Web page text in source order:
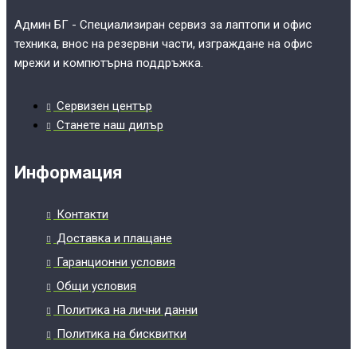
Админ БГ - Специализиран сервиз за лаптопи и офис
техника, внос на резервни части, изграждане на офис
мрежи и компютърна поддръжка.
Сервизен център
Станете наш дилър
Информация
Контакти
Доставка и плащане
Гаранционни условия
Общи условия
Политика на лични данни
Политика на бисквитки